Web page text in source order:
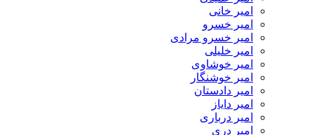
امیر خانی
امیر خسرو
امیر خسرو مرادی
امیر خلیلی
امیر خوشاوی
امیر خوشنگار
امیر دادستان
امیر دایاز
امیر درباری
امیر دری